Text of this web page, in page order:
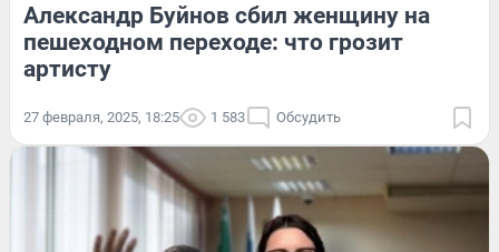
Александр Буйнов сбил женщину на
пешеходном переходе: что грозит
артисту
27 февраля, 2025, 18:25 1 583 Обсудить